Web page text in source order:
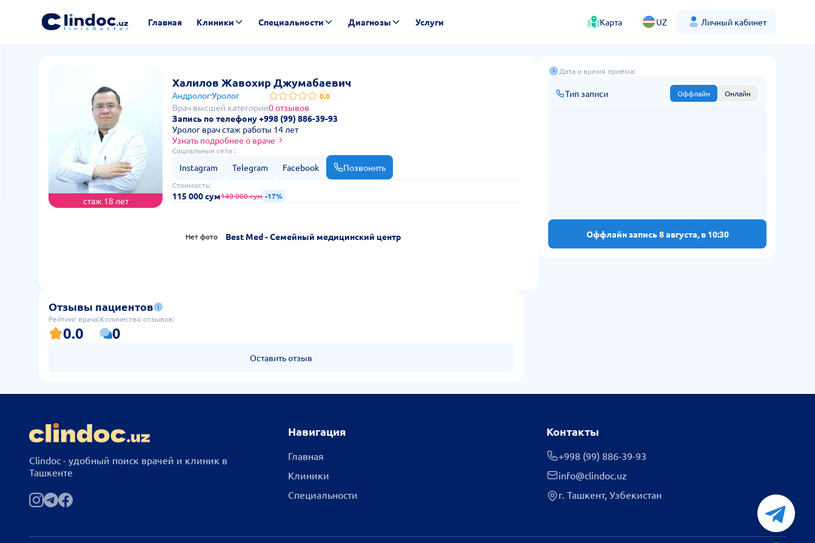
Главная Клиники Специальности Диагнозы Услуги Карта UZ Личный кабинет
стаж 18 лет
Халилов Жавохир Джумабаевич
АндрологУролог
Врач высшей категории
0.0
0 отзывов
Запись по телефону +998 (99) 886-39-93
Уролог врач стаж работы 14 лет
Узнать подробнее о враче
Социальные сети :
Instagram Telegram Facebook Позвонить
Стоимость:
115 000 сум140 000 сум -17%
Нет фото Best Med - Семейный медицинский центр
Дата и время приёма:
Тип записи Оффлайн Онлайн
Оффлайн запись 8 августа, в 10:30
Отзывы пациентов
Рейтинг врача:
0.0
Количество отзывов:
0
Оставить отзыв
Clindoc - удобный поиск врачей и клиник в
Ташкенте
Навигация
Главная
Клиники
Специальности
Контакты
+998 (99) 886-39-93
info@clindoc.uz
г. Ташкент, Узбекистан